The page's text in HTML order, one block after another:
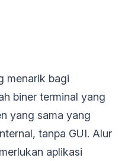
menarik bagi
biner terminal yang
yang sama yang
tanpa GUI. Alur
aplikasi